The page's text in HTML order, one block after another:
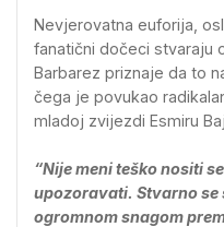
Nevjerovatna euforija,
fanatični dočeci stvaraju
Barbarez priznaje da to
čega je povukao
mladoj zvijezdi Esmiru
“Nije meni teško nositi
upozoravati. Stvarno se
ogromnom snagom